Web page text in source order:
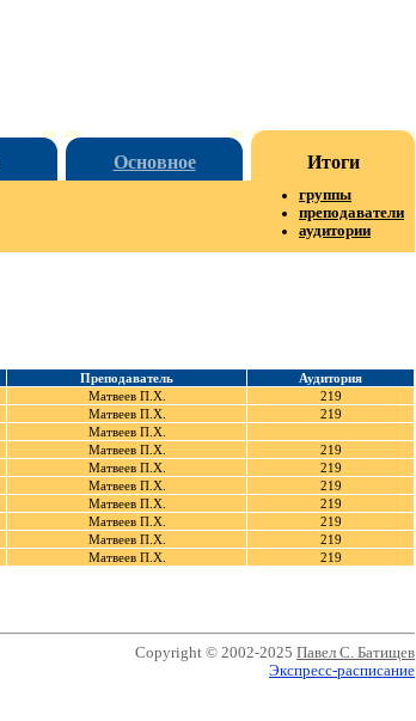
Основное Итоги
группы
преподаватели
аудитории
Преподаватель
Аудитория
Матвеев П.Х.
219
Матвеев П.Х.
219
Матвеев П.Х.
Матвеев П.Х.
219
Матвеев П.Х.
219
Матвеев П.Х.
219
Матвеев П.Х.
219
Матвеев П.Х.
219
Матвеев П.Х.
219
Матвеев П.Х. 219
Copyright © 2002-2025 Павел С. Батищев
Экспресс-расписание